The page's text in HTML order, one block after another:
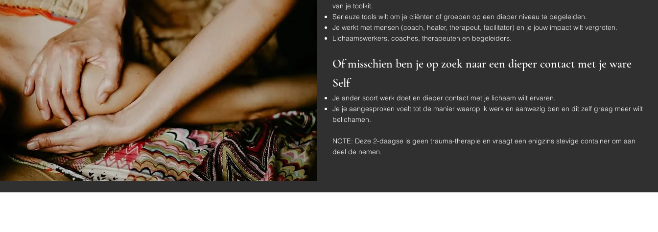
van je toolkit.
Serieuze tools wilt om je cliënten of groepen op een dieper niveau te begeleiden.
Je werkt met mensen (coach, healer, therapeut, facilitator) en je jouw impact wilt vergroten.
Lichaamswerkers, coaches, therapeuten en begeleiders.
Of misschien ben je op zoek naar een dieper contact met je ware
Self
Je ander soort werk doet en dieper contact met je lichaam wilt ervaren.
Je je aangesproken voelt tot de manier waarop ik werk en aanwezig ben en dit zelf graag meer wilt
belichamen.
NOTE: Deze 2-daagse is geen trauma-therapie en vraagt een enigzins stevige container om aan
deel de nemen.